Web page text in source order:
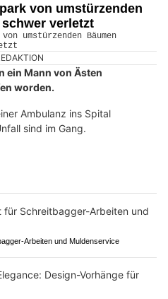
von umstürzenden
verletzt
ein Mann von Ästen
worden.
Ambulanz ins Spital
sind im Gang.
Arbeiten und Muldenservice